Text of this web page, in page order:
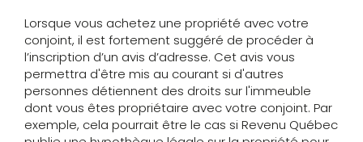
Lorsque vous achetez une propriété avec votre
conjoint, il est fortement suggéré de procéder à
l’inscription d’un avis d’adresse. Cet avis vous
permettra d'être mis au courant si d'autres
personnes détiennent des droits sur l'immeuble
dont vous êtes propriétaire avec votre conjoint. Par
exemple, cela pourrait être le cas si Revenu Québec